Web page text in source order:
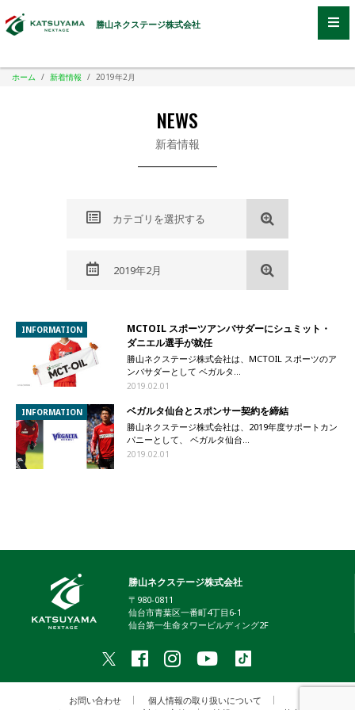
勝山ネクステージ株式会社
ホーム / 新着情報 / 2019年2月
NEWS
新着情報
カテゴリを選択する
2019年2月
INFORMATION
MCTOIL スポーツアンバサダーにシュミット・
ダニエル選手が就任
勝山ネクステージ株式会社は、MCTOIL スポーツのア
ンバサダーとして ベガルタ...
2019.02.01
INFORMATION ベガルタ仙台とスポンサー契約を締結
勝山ネクステージ株式会社は、2019年度サポートカン
パニーとして、 ベガルタ仙台...
2019.02.01
勝山ネクステージ株式会社
〒980-0811
仙台市青葉区一番町4丁目6-1
仙台第一生命タワービルディング2F
お問い合わせ
個人情報の取り扱いについて